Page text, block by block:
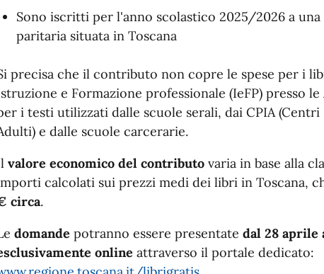
Sono iscritti per l'anno scolastico 2025/2026 a una
paritaria situata in Toscana
precisa che il contributo non copre le spese per i
e Formazione professionale (IeFP) presso
i testi utilizzati dalle scuole serali, dai CPIA
e dalle scuole carcerarie.
valore economico del contributovaria in base alla
calcolati sui prezzi medi dei libri in Toscana,
circa.
domande potranno essere presentate dal 28 aprile
online attraverso il portale dedicato: